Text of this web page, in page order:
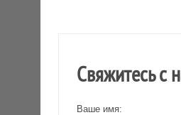
Свяжитесь с
Ваше имя: